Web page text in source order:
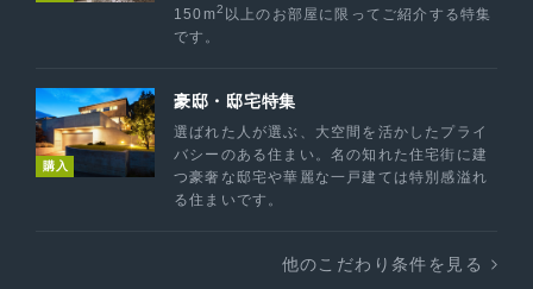
150m2 以上のお部屋に限ってご紹介する特集
です。
購入
豪邸・邸宅特集
選ばれた人が選ぶ、大空間を活かしたプライ
バシーのある住まい。名の知れた住宅街に建
つ豪奢な邸宅や華麗な一戸建ては特別感溢れ
る住まいです。
他のこだわり条件を見る